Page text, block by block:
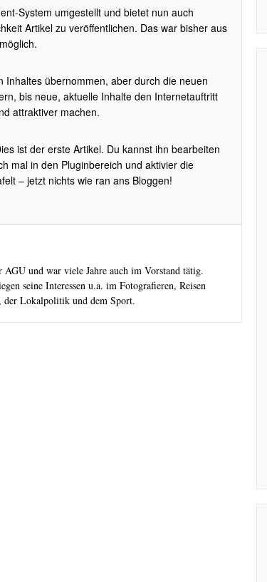
System umgestellt und bietet nun auch
Artikel zu veröffentlichen. Das war bisher aus
übernommen, aber durch die neuen
bis neue, aktuelle Inhalte den Internetauftritt
attraktiver machen.
ist der erste Artikel. Du kannst ihn bearbeiten
mal in den Pluginbereich und aktivier die
– jetzt nichts wie ran ans Bloggen!
und war viele Jahre auch im Vorstand tätig.
seine Interessen u.a. im Fotografieren, Reisen
der Lokalpolitik und dem Sport.